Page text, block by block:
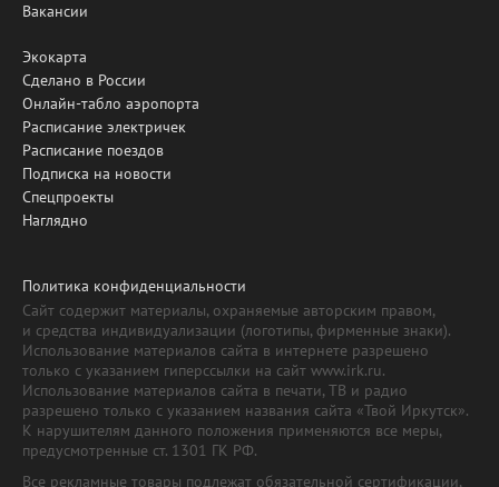
Вакансии
Экокарта
Сделано в России
Онлайн-табло аэропорта
Расписание электричек
Расписание поездов
Подписка на новости
Спецпроекты
Наглядно
Политика конфиденциальности
Сайт содержит материалы, охраняемые авторским правом,
и средства индивидуализации (логотипы, фирменные знаки).
Использование материалов сайта в интернете разрешено
только с указанием гиперссылки на сайт www.irk.ru.
Использование материалов сайта в печати, ТВ и радио
разрешено только с указанием названия сайта «Твой Иркутск».
К нарушителям данного положения применяются все меры,
предусмотренные ст. 1301 ГК РФ.
Все рекламные товары подлежат обязательной сертификации,